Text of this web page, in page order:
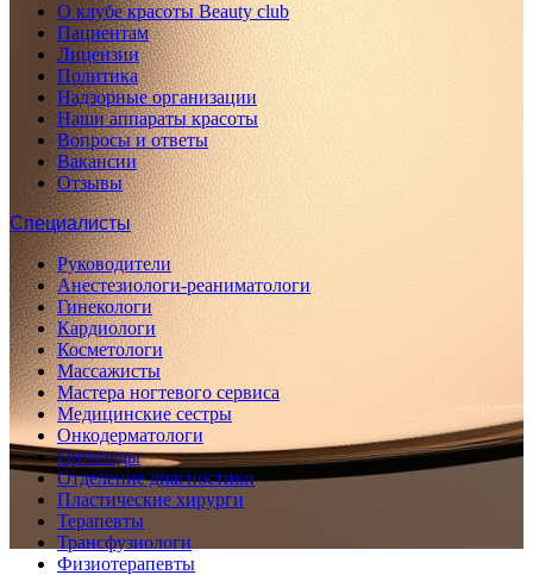
О клубе красоты Beauty club
Пациентам
Лицензии
Политика
Надзорные организации
Наши аппараты красоты
Вопросы и ответы
Вакансии
Отзывы
Специалисты
Руководители
Анестезиологи-реаниматологи
Гинекологи
Кардиологи
Косметологи
Массажисты
Мастера ногтевого сервиса
Медицинские сестры
Онкодерматологи
Ортопеды
Отделение диагностики
Пластические хирурги
Терапевты
Трансфузиологи
Физиотерапевты